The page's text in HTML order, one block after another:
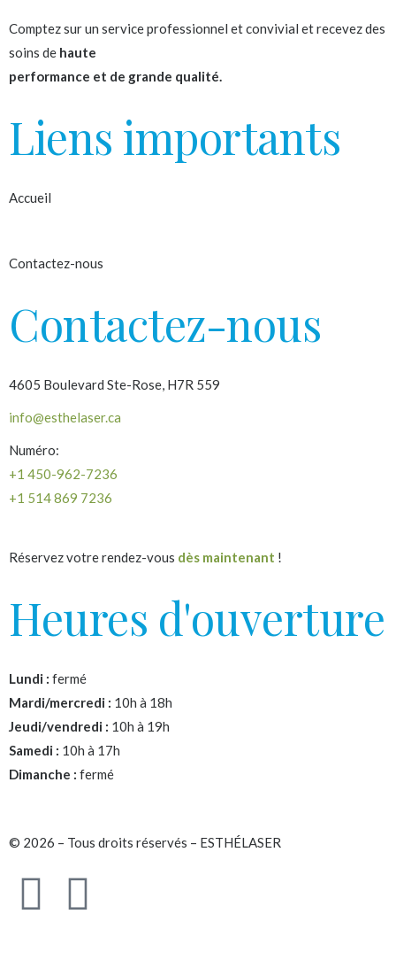
Comptez sur un service professionnel et convivial et recevez des
soins de haute
performance et de grande qualité.
Liens importants
Accueil
Contactez-nous
Contactez-nous
4605 Boulevard Ste-Rose, H7R 559
info@esthelaser.ca
Numéro:
+1 450-962-7236
+1 514 869 7236
Réservez votre rendez-vous dès maintenant !
Heures d'ouverture
Lundi : fermé
Mardi/mercredi : 10h à 18h
Jeudi/vendredi : 10h à 19h
Samedi : 10h à 17h
Dimanche : fermé
© 2026 – Tous droits réservés – ESTHÉLASER